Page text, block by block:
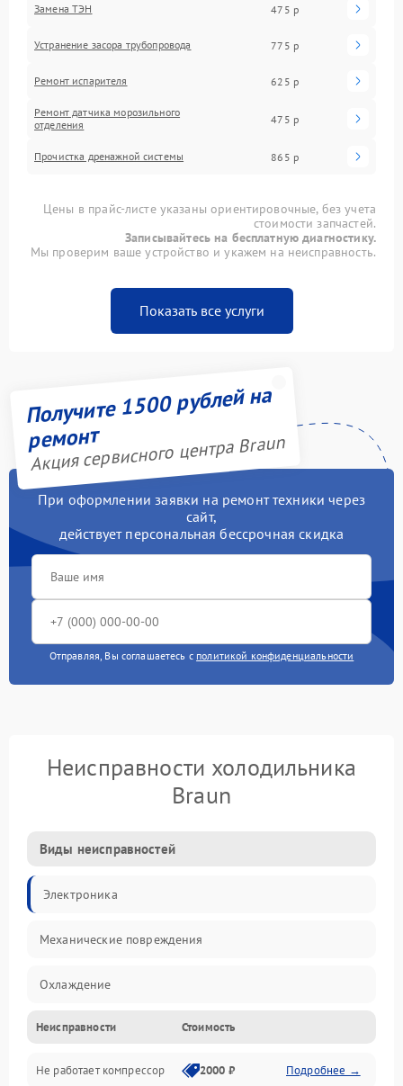
Замена ТЭН 475 р
Устранение засора трубопровода 775 р
Ремонт испарителя 625 р
Ремонт датчика морозильного
отделения
475 р
Прочистка дренажной системы 865 р
Цены в прайс-листе указаны ориентировочные, без учета
стоимости запчастей.
Записывайтесь на бесплатную диагностику.
Мы проверим ваше устройство и укажем на неисправность.
Показать все услуги
Получите 1500 рублей на
ремонт
Акция сервисного центра Braun
При оформлении заявки на ремонт техники через
сайт,
действует персональная бессрочная скидка
Отправляя, Вы соглашаетесь с политикой конфиденциальности
Неисправности холодильника
Braun
Виды неисправностей
Электроника
Механические повреждения
Охлаждение
Механика
Электропитание
Неисправности Стоимость
Не работает компрессор 2000 ₽ Подробнее →